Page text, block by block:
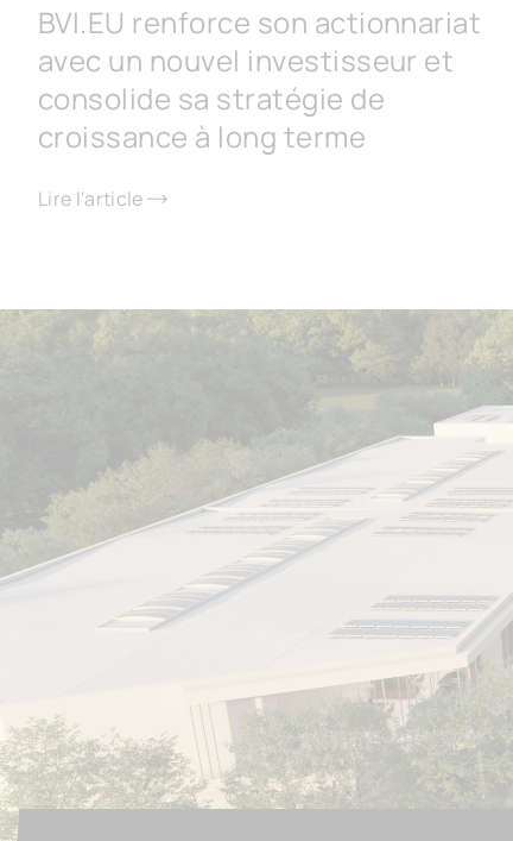
BVI.EU renforce son actionnariat
avec un nouvel investisseur et
consolide sa stratégie de
croissance à long terme
Lire l'article